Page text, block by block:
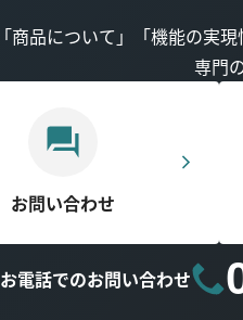
「商品について」「機能の実
専門
お問い合わせ
お電話でのお問い合わせ